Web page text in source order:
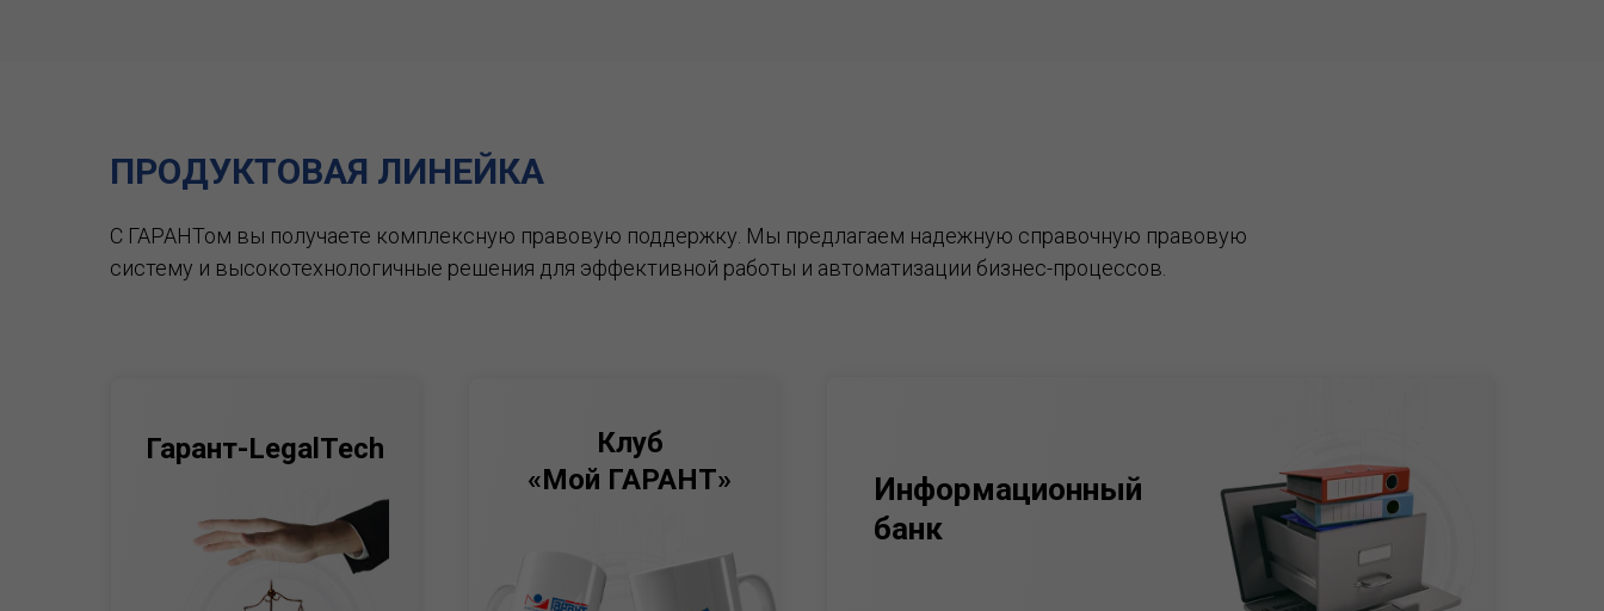
ПРОДУКТОВАЯ ЛИНЕЙКА
С ГАРАНТом вы получаете комплексную правовую поддержку. Мы предлагаем надежную справочную правовую
систему и высокотехнологичные решения для эффективной работы и автоматизации бизнес-процессов.
Информационный
банк
Клуб
«Мой ГАРАНТ»
Гарант-LegalTech